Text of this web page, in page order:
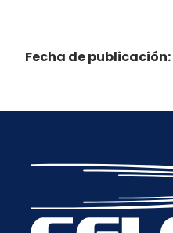
Fecha de publicación: